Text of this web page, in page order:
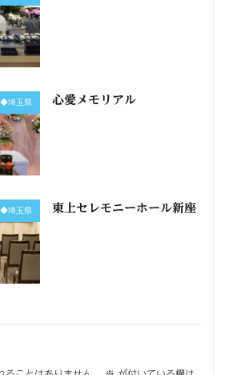
◆埼玉県 心愛メモリアル
◆埼玉県 東上セレモニーホール新座